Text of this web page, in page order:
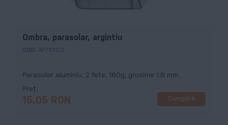
Ombra, parasolar, argintiu
COD: AP761172
Parasolar aluminiu, 2 fete, 180g, grosime 1.8 mm.
Preț
15,05 RON Cumpără